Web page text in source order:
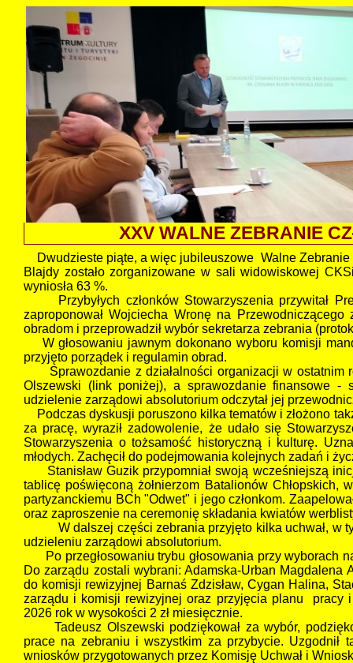
XXV WALNE ZEBRANIE
Dwudzieste piąte, a więc jubileuszowe Walne
Blajdy zostało zorganizowane w sali widowiskowej
wyniosła 63 %.
Przybyłych członków Stowarzyszenia przywitał
zaproponował Wojciecha Wronę na
obradom i przeprowadził wybór sekretarza zebrania
W głosowaniu jawnym dokonano wyboru komisji
przyjęto porządek i regulamin obrad.
Sprawozdanie z działalności organizacji w ostatnim
Olszewski (link poniżej), a sprawozdanie finansowe
udzielenie zarządowi absolutorium odczytał jej
Podczas dyskusji poruszono kilka tematów i złożono
za pracę, wyraził zadowolenie, że udało się
Stowarzyszenia o tożsamość historyczną i kulturę.
młodych. Zachęcił do podejmowania kolejnych zadań i
Stanisław Guzik przypomniał swoją wcześniejszą
tablicę poświęconą żołnierzom Batalionów
partyzanckiemu BCh "Odwet" i jego członkom.
oraz zaproszenie na ceremonię składania kwiatów
W dalszej części zebrania przyjęto kilka uchwał, w
udzieleniu zarządowi absolutorium.
Po przegłosowaniu trybu głosowania przy wyborach
Do zarządu zostali wybrani: Adamska-Urban Magdalena
do komisji rewizyjnej Barnaś Zdzisław, Cygan Halina,
zarządu i komisji rewizyjnej oraz przyjęcia planu pracy
2026 rok w wysokości 2 zł miesięcznie.
Tadeusz Olszewski podziękował za wybór,
prace na zebraniu i wszystkim za przybycie. Uzgodnił
wniosków przygotowanych przez Komisję Uchwał i